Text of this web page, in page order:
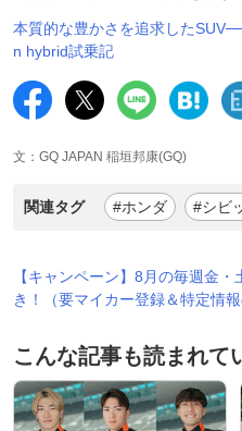
本質的な豊かさを追求した
n hybrid試乗記
文：GQ JAPAN 稲垣邦康(GQ)
関連タグ #ホンダ #シビ
【キャンペーン】8月の毎週金
き！（要マイカー登録＆特定情報
こんな記事も読まれて